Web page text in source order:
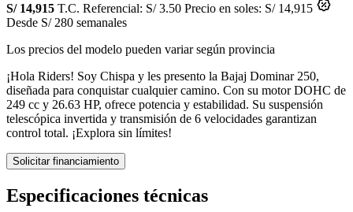
S/ 14,915 T.C. Referencial: S/ 3.50 Precio en soles: S/ 14,915
Desde S/ 280 semanales
Los precios del modelo pueden variar según provincia
¡Hola Riders! Soy Chispa y les presento la Bajaj Dominar 250,
diseñada para conquistar cualquier camino. Con su motor DOHC de
249 cc y 26.63 HP, ofrece potencia y estabilidad. Su suspensión
telescópica invertida y transmisión de 6 velocidades garantizan
control total. ¡Explora sin límites!
Solicitar financiamiento
Especificaciones técnicas